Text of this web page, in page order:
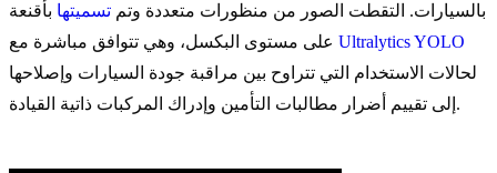
بالسيارات. التقطت الصور من منظورات متعددة وتم تسميتها بأقنعة
Ultralytics YOLO
لحالات الاستخدام التي تتراوح بين مراقبة جودة السيارات وإصلاحها
إلى تقييم أضرار مطالبات التأمين وإدراك المركبات ذاتية القيادة.